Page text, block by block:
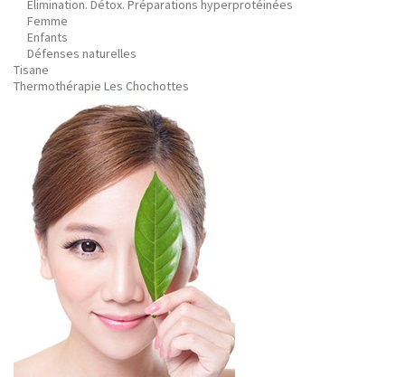
Elimination. Détox. Préparations hyperprotéinées
Femme
Enfants
Défenses naturelles
Tisane
Thermothérapie Les Chochottes